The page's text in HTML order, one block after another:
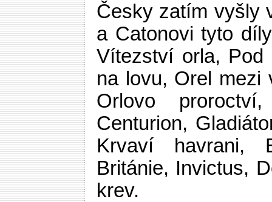
Česky zatím vyšly
a Catonovi tyto
Vítezství orla, Pod
na lovu, Orel mezi
Orlovo
Centurion,
Krvaví havrani,
Británie, Invictus,
krev.